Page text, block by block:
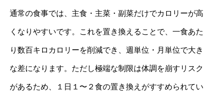
通常の食事では、主食・主菜・副菜だけでカロリーが高
くなりやすいです。これを置き換えることで、一食あた
り数百キロカロリーを削減でき、週単位・月単位で大き
な差になります。ただし極端な制限は体調を崩すリスク
があるため、１日１〜２食の置き換えがすすめられてい